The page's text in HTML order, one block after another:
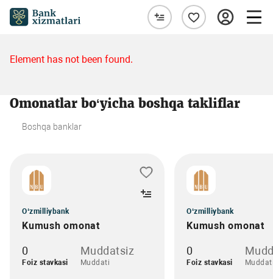
Element has not been found.
Omonatlar bo‘yicha boshqa takliflar
Boshqa banklar
O‘zmilliybank
Kumush omonat
0
Foiz stavkasi
Muddatsiz
Muddati
O‘zmilliybank
Kumush omonat
0
Foiz stavkasi